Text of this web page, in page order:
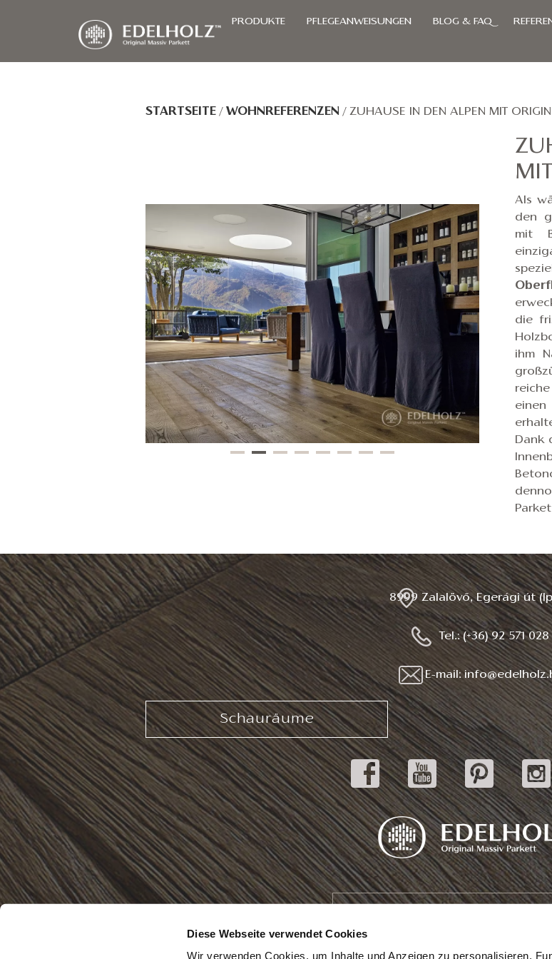
Diese Webseite verwendet Cookies
Wir verwenden Cookies, um Inhalte und Anzeigen zu personalisieren,
PRODUKTE PFLEGEANWEISUNGEN BLOG & FAQ
STARTSEITE / WOHNREFERENZEN / ZUHAUSE IN DEN ALPEN MIT
Als
den
mit
die
ihm
Dank
8999 Zalalövő, Egerági út
Tel.: (+36) 92 571 028
E-mail:
Schauräume